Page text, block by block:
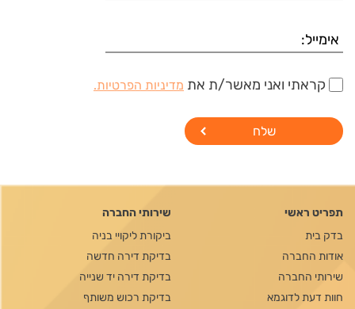
קראתי ואני מאשר/ת את מדיניות הפרטיות.
תפריט ראשי
בדק בית
אודות החברה
שירותי החברה
חוות דעת לדוגמא
שירותי החברה
ביקורת ליקויי בניה
בדיקת דירה חדשה
בדיקת דירה יד שנייה
בדיקת רכוש משותף